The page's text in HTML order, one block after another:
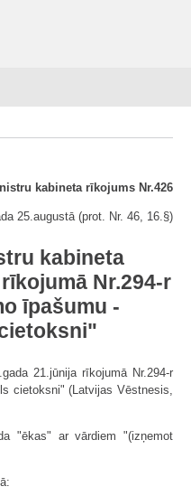
kabineta rīkojums Nr.426
25.augustā (prot. Nr. 46, 16.§)
kabineta
Nr.294-r
īpašumu -
21.jūnija rīkojumā Nr.294-r
cietoksni" (Latvijas Vēstnesis,
"ēkas" ar vārdiem "(izņemot